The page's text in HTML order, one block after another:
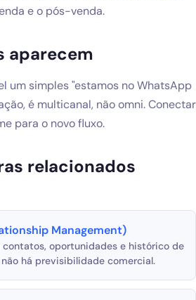
e o pós-venda.
aparecem
um simples "estamos no WhatsApp
é multicanal, não omni. Conectar
para o novo fluxo.
relacionados
Management)
oportunidades e histórico de
há previsibilidade comercial.